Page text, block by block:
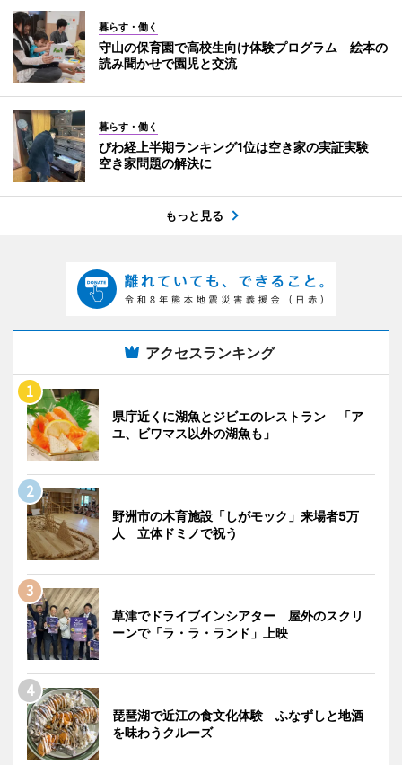
暮らす・働く
守山の保育園で高校生向け体験プログラム 絵本の
読み聞かせで園児と交流
暮らす・働く
びわ経上半期ランキング1位は空き家の実証実験
空き家問題の解決に
もっと見る
アクセスランキング
県庁近くに湖魚とジビエのレストラン 「ア
ユ、ビワマス以外の湖魚も」
野洲市の木育施設「しがモック」来場者5万
人 立体ドミノで祝う
草津でドライブインシアター 屋外のスクリ
ーンで「ラ・ラ・ランド」上映
琵琶湖で近江の食文化体験 ふなずしと地酒
を味わうクルーズ